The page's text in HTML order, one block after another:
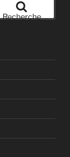
Recherche